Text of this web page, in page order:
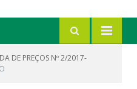
DE PREÇOS Nº 2/2017-